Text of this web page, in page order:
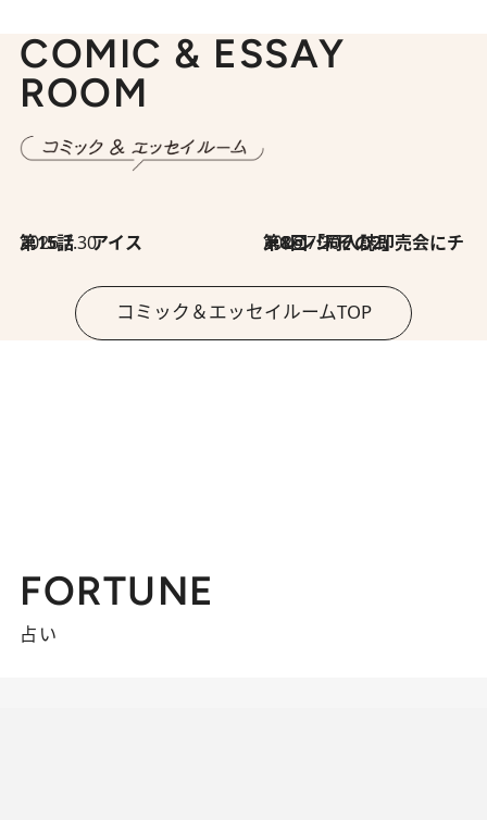
COMIC & ESSAY
ROOM
2026.7.30
第15話 アイス 2026.7.30
第8回「同人誌即売会にチャレンジ その2」
コミック＆エッセイルームTOP
FORTUNE
占い